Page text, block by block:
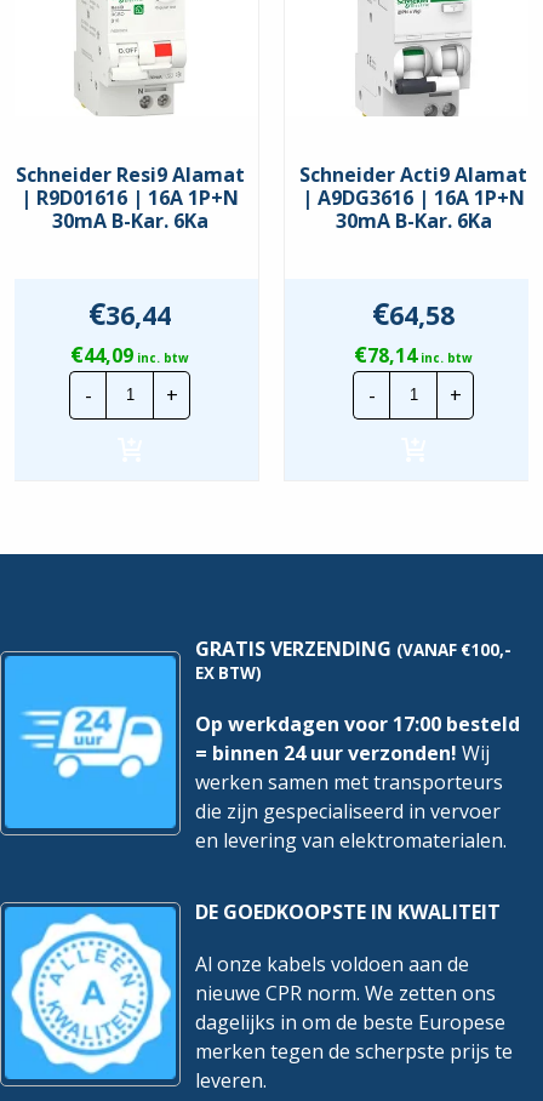
Energiebegrenzingsklasse
Frequentie
Geschikt voor
High-immunity uitvoering Nee
Inbouwdiepte 70 mm
Meeschakelende nul
vergrendelingsvoorziening
kortsluitafschakelvermogen
Icn volgens EN 61009-1
6 kA
Nom. stoothoudspanning
(Uimp)
4 kV
Omgevingstemperatuur
tijdens bedrijf
-25 – 40 °C
Overspanningscategorie 3
Spanningstype AC
Stootstroomvastheid
Vervuilingsgraad 2
Food Contact Material
REACH
Schneider Resi9 Alamat
| R9D01616 | 16A 1P+N
30mA B-Kar. 6Ka
€36,44
€44,09 inc. btw
-
Schneider
Resi9
Alamat
B-
+
Schneider Acti9 Alamat
| A9DG3616 | 16A 1P+N
30mA B-Kar. 6Ka
€64,58
€78,14inc. btw
-
Schneider
Acti9
Alamat
B-
+
GRATIS VERZENDING (VANAF €100,-
EX BTW)
Op werkdagen voor 17:00 besteld
= binnen 24 uur verzonden! Wij
werken samen met transporteurs
die zijn gespecialiseerd in vervoer
en levering van elektromaterialen.
DE GOEDKOOPSTE IN KWALITEIT
Al onze kabels voldoen aan de
nieuwe CPR norm. We zetten ons
dagelijks in om de beste Europese
merken tegen de scherpste prijs te
leveren.